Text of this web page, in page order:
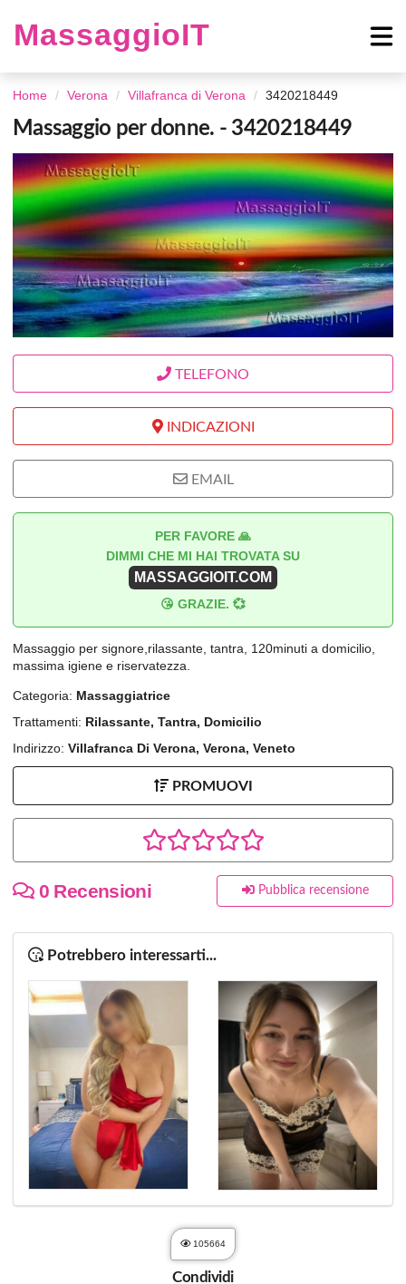
MassaggioIT
Home Verona Villafranca di Verona 3420218449
Massaggio per donne. - 3420218449
TELEFONO
INDICAZIONI
EMAIL
PER FAVORE 🙏
DIMMI CHE MI HAI TROVATA SU
MASSAGGIOIT.COM
😘 GRAZIE. 💞
Massaggio per signore,rilassante, tantra, 120minuti a domicilio,
massima igiene e riservatezza.
Categoria: Massaggiatrice
Trattamenti: Rilassante, Tantra, Domicilio
Indirizzo: Villafranca Di Verona, Verona, Veneto
PROMUOVI
0 Recensioni Pubblica recensione
Potrebbero interessarti...
105664
Condividi